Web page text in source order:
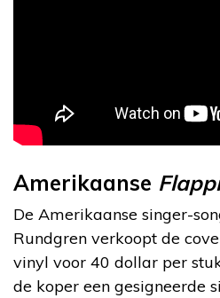
Amerikaanse
De Amerikaanse singer-
Rundgren verkoopt de
vinyl voor 40 dollar per
de koper een gesigneerde